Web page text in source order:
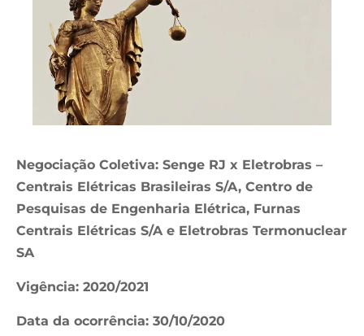
Negociação Coletiva: Senge RJ x Eletrobras –
Centrais Elétricas Brasileiras S/A, Centro de
Pesquisas de Engenharia Elétrica, Furnas
Centrais Elétricas S/A e Eletrobras Termonuclear
SA
Vigência: 2020/2021
Data da ocorrência: 30/10/2020